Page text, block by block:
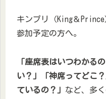
キンプリ（King＆
参加予定の方へ。
「座席表はいつわかる
い？」「神席ってどこ
ているの？」 など、多